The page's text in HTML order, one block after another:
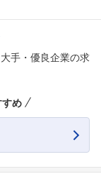
手・優良企業の求
め